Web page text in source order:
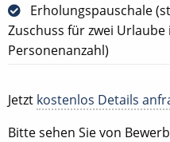
Erholungspauschale
Zuschuss für zwei Urlaube
Personenanzahl)
Jetzt kostenlos Details
Bitte sehen Sie von